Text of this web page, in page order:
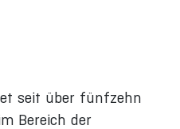
seit über fünfzehn
Bereich der